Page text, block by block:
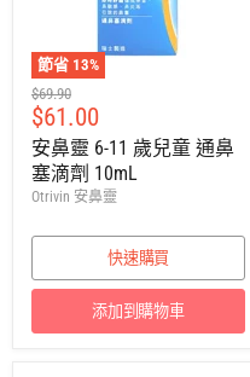
節省 13%
建
議
零
售
價
$69.90
售
價
$61.00
安鼻靈 6-11 歲兒童 通鼻
塞滴劑 10mL
Otrivin 安鼻靈
快速購買
添加到購物車